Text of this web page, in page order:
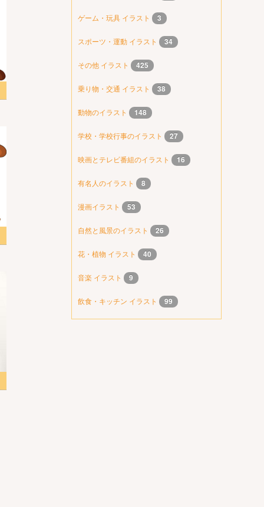
ゲーム・玩具 イラスト 3
スポーツ・運動 イラスト 34
その他 イラスト 425
乗り物・交通 イラスト 38
動物のイラスト 148
学校・学校行事のイラスト 27
映画とテレビ番組のイラスト 16
有名人のイラスト 8
漫画イラスト 53
自然と風景のイラスト 26
花・植物 イラスト 40
音楽 イラスト 9
飲食・キッチン イラスト 99